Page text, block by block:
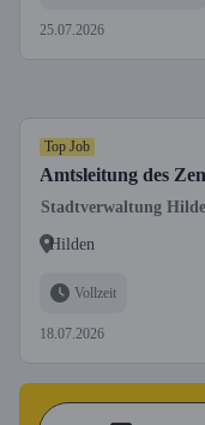
25.07.2026
Top Job
Amtsleitung des
Stadtverwaltung
Hilden
Vollzeit
18.07.2026